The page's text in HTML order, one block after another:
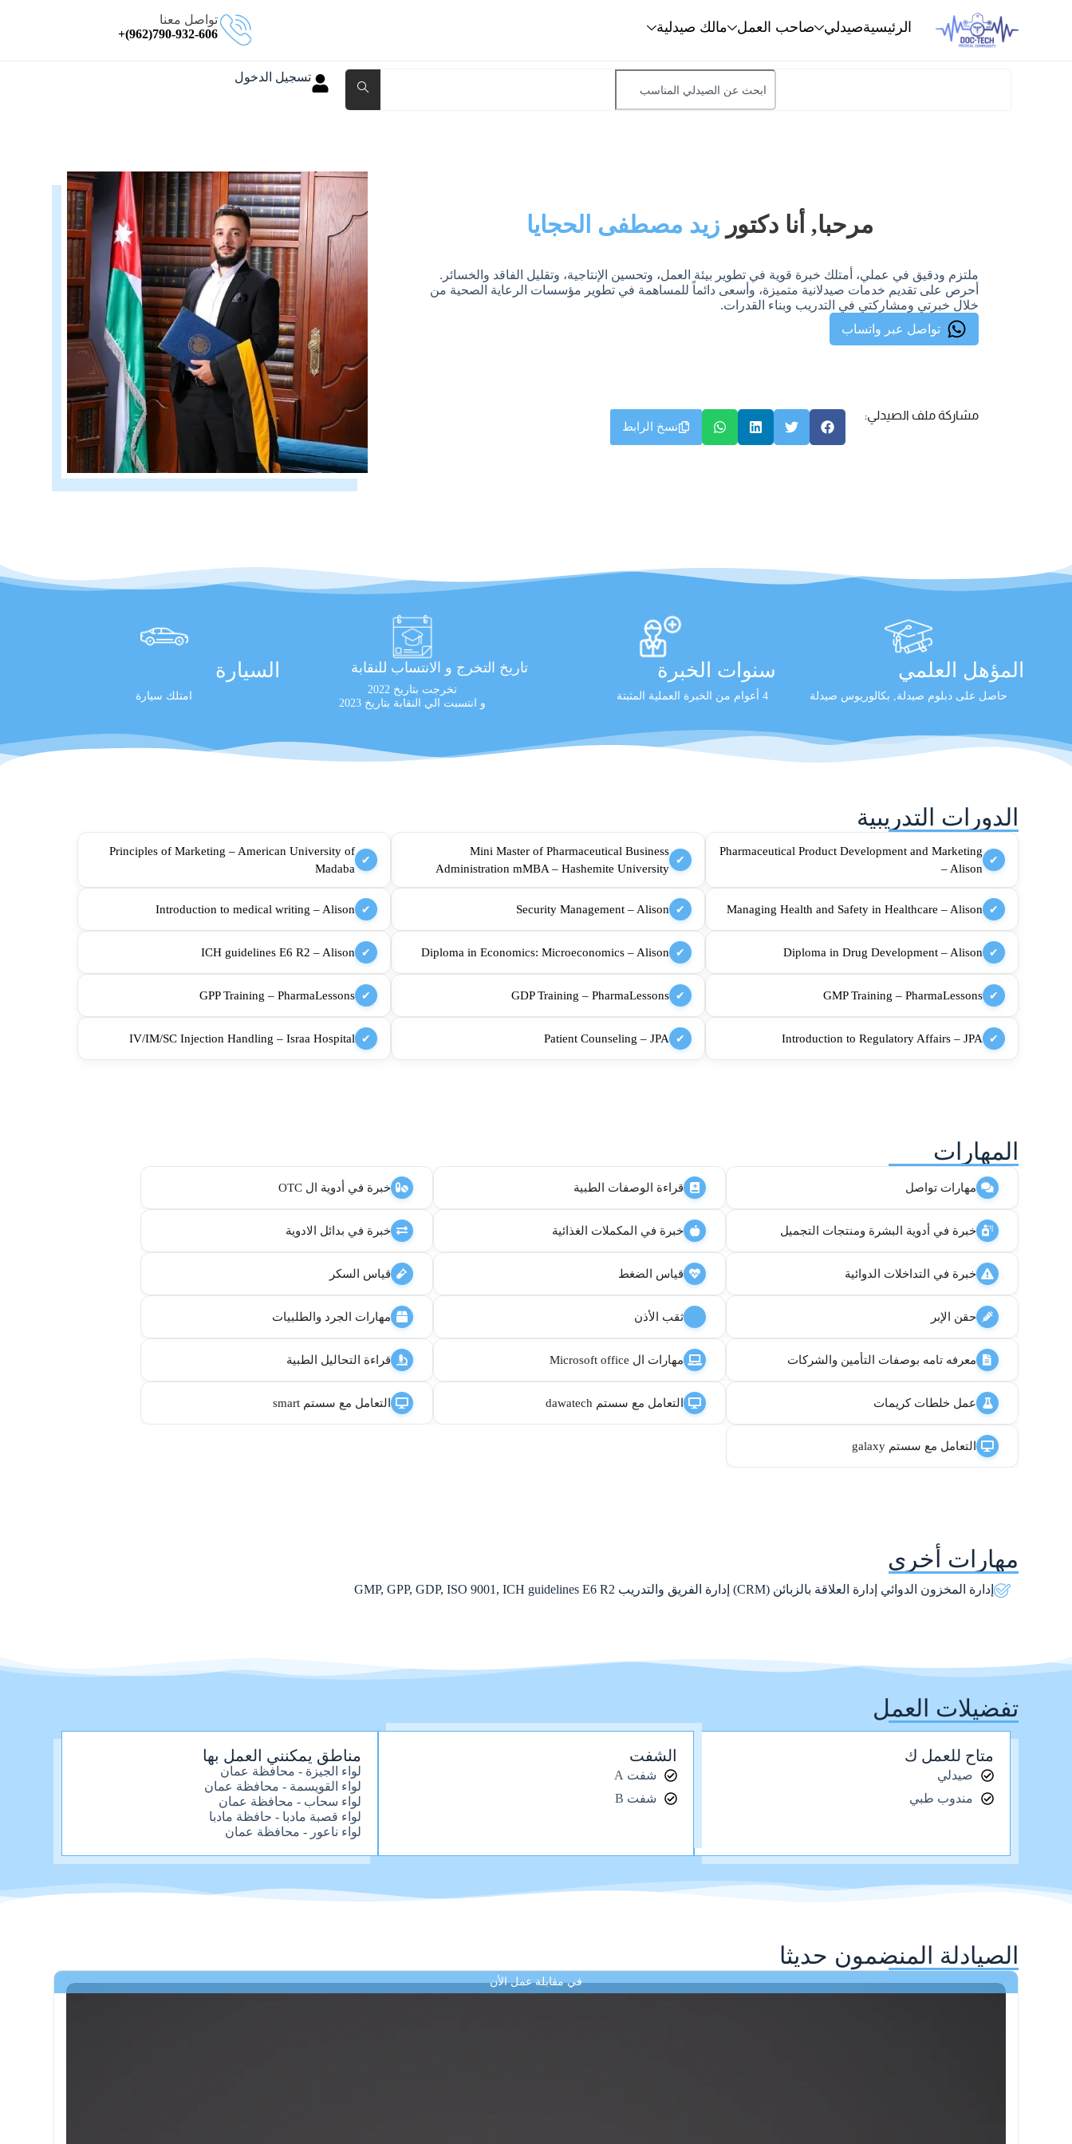
الرئيسيةصيدلي صاحب العمل مالك صيدلية
تواصل معنا
790-932-606(962)+
تسجيل الدخول
مرحبا, أنا دكتور زيد مصطفى الحجايا
ملتزم ودقيق في عملي، أمتلك خبرة قوية في تطوير بيئة العمل، وتحسين الإنتاجية، وتقليل الفاقد والخسائر.
أحرص على تقديم خدمات صيدلانية متميزة، وأسعى دائماً للمساهمة في تطوير مؤسسات الرعاية الصحية من
خلال خبرتي ومشاركتي في التدريب وبناء القدرات.
تواصل عبر واتساب
مشاركة ملف الصيدلي:
نسخ الرابط
المؤهل العلمي
حاصل على دبلوم صيدلة, بكالوريوس صيدلة
سنوات الخبرة
4 أعوام من الخبرة العملية المثبتة
تاريخ التخرج و الانتساب للنقابة
تخرجت بتاريخ 2022
و انتسبت الي النقابة بتاريخ 2023
السيارة
امتلك سيارة
الدورات التدريبية
✔
Pharmaceutical Product Development and Marketing
– Alison
✔
Mini Master of Pharmaceutical Business
Administration mMBA – Hashemite University
✔
Principles of Marketing – American University of
Madaba
✔
Managing Health and Safety in Healthcare – Alison
✔
Security Management – Alison
✔
Introduction to medical writing – Alison
✔
Diploma in Drug Development – Alison
✔
Diploma in Economics: Microeconomics – Alison
✔
ICH guidelines E6 R2 – Alison
✔
GMP Training – PharmaLessons
✔
GDP Training – PharmaLessons
✔
GPP Training – PharmaLessons
✔
Introduction to Regulatory Affairs – JPA
✔
Patient Counseling – JPA
✔
IV/IM/SC Injection Handling – Israa Hospital
المهارات
مهارات تواصل قراءة الوصفات الطبية خبرة في أدوية ال OTC
خبرة في أدوية البشرة ومنتجات التجميل خبرة في المكملات الغذائية خبرة في بدائل الادوية
خبرة في التداخلات الدوائية قياس الضغط قياس السكر
حقن الإبر ثقب الأذن مهارات الجرد والطلبيات
معرفه تامه بوصفات التأمين والشركات مهارات ال Microsoft office قراءة التحاليل الطبية
عمل خلطات كريمات التعامل مع سستم dawatech التعامل مع سستم smart
التعامل مع سستم galaxy
مهارات أخري
إدارة المخزون الدوائي إدارة العلاقة بالزبائن (CRM) إدارة الفريق والتدريب GMP, GPP, GDP, ISO 9001, ICH guidelines E6 R2
تفضيلات العمل
متاح للعمل ك
صيدلي
مندوب طبي
الشفت
شفت A
شفت B
مناطق يمكنني العمل بها
لواء الجيزة - محافظة عمان
لواء القويسمة - محافظة عمان
لواء سحاب - محافظة عمان
لواء قصبة مادبا - حافظة مادبا
لواء ناعور - محافظة عمان
الصيادلة المنضمون حديثا
في مقابلة عمل الأن